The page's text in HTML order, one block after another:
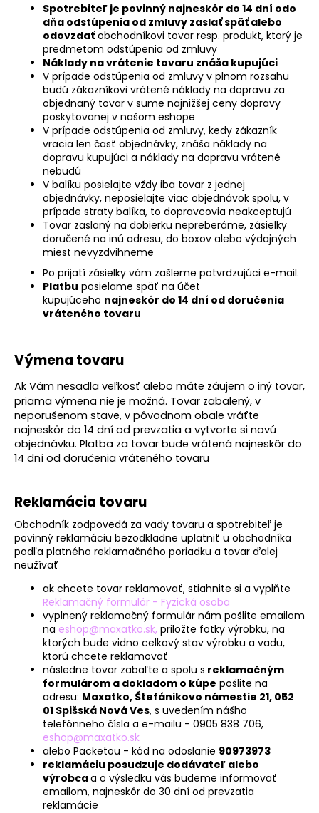
Spotrebiteľ je povinný najneskôr do 14 dní odo
dňa odstúpenia od zmluvy zaslať späť alebo
odovzdaťobchodníkovi tovar resp. produkt, ktorý je
predmetom odstúpenia od zmluvy
Náklady na vrátenie tovaru znáša kupujúci
V prípade odstúpenia od zmluvy v plnom rozsahu
budú zákazníkovi vrátené náklady na dopravu za
objednaný tovar v sume najnižšej ceny dopravy
poskytovanej v našom eshope
V prípade odstúpenia od zmluvy, kedy zákazník
vracia len časť objednávky, znáša náklady na
dopravu kupujúci a náklady na dopravu vrátené
nebudú
V balíku posielajte vždy iba tovar z jednej
objednávky, neposielajte viac objednávok spolu, v
prípade straty balíka, to dopravcovia neakceptujú
Tovar zaslaný na dobierku nepreberáme, zásielky
doručené na inú adresu, do boxov alebo výdajných
miest nevyzdvihneme
Po prijatí zásielky vám zašleme potvrdzujúci e-mail.
Platbu posielame späť na účet
kupujúceho najneskôr do 14 dní od doručenia
vráteného tovaru
Výmena tovaru
Ak Vám nesadla veľkosť alebo máte záujem o iný tovar,
priama výmena nie je možná. Tovar zabalený, v
neporušenom stave, v pôvodnom obale vráťte
najneskôr do 14 dní od prevzatia a vytvorte si novú
objednávku. Platba za tovar bude vrátená najneskôr do
14 dní od doručenia vráteného tovaru
Reklamácia tovaru
Obchodník zodpovedá za vady tovaru a spotrebiteľ je
povinný reklamáciu bezodkladne uplatniť u obchodníka
podľa platného reklamačného poriadku a tovar ďalej
neužívať
ak chcete tovar reklamovať, stiahnite si a vyplňte
Reklamačný formulár - Fyzická osoba
vyplnený reklamačný formulár nám pošlite emailom
na eshop@maxatko.sk, priložte fotky výrobku, na
ktorých bude vidno celkový stav výrobku a vadu,
ktorú chcete reklamovať
následne tovar zabaľte a spolu s reklamačným
formulárom a dokladom o kúpe pošlite na
adresu: Maxatko, Štefánikovo námestie 21, 052
01 Spišská Nová Ves, s uvedením nášho
telefónneho čísla a e-mailu - 0905 838 706,
eshop@maxatko.sk
alebo Packetou - kód na odoslanie 90973973
reklamáciu posudzuje dodávateľ alebo
výrobcaa o výsledku vás budeme informovať
emailom, najneskôr do 30 dní od prevzatia
reklamácie